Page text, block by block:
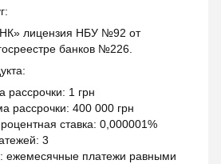
лицензия НБУ №92 от
банков №226.
1 грн
рассрочки: 400 000 грн
ставка: 0,000001%
3
ежемесячные платежи равными